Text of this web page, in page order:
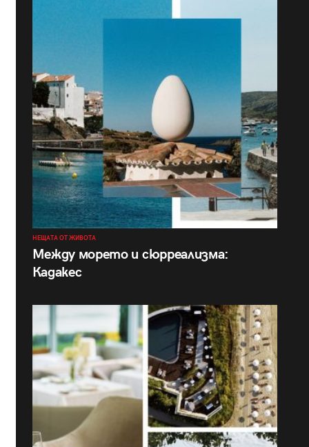
НЕЩАТА ОТ ЖИВОТА
Между морето и сюрреализма:
Кадакес